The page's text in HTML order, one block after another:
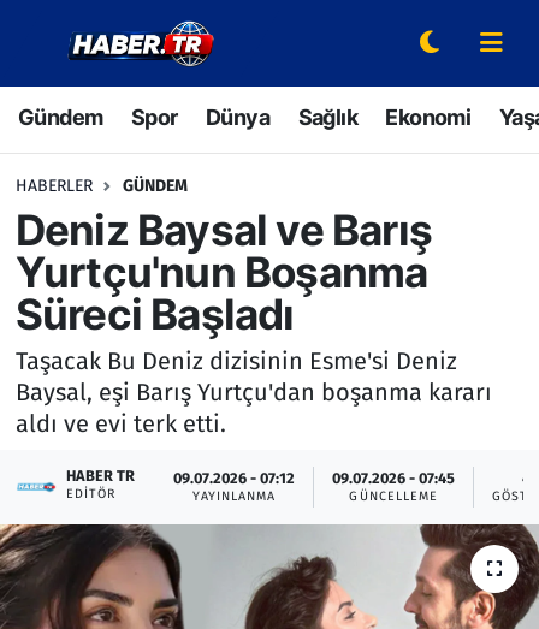
Gündem Spor Dünya Sağlık Ekonomi
HABERLER GÜNDEM
Deniz Baysal ve Barış
Yurtçu'nun Boşanma
Süreci Başladı
Taşacak Bu Deniz dizisinin Esme'si Deniz
Baysal, eşi Barış Yurtçu'dan boşanma kararı
aldı ve evi terk etti.
HABER TR
EDITÖR
09.07.2026 - 07:12
YAYINLANMA
09.07.2026 - 07:45
GÜNCELLEME
4
Gündem
Spor
Dünya
Sağlık
Ekonomi
Yaşam
Bilim ve Teknoloji
Çevre & Doğa
Hava Durumu
Trafik Durumu
Süper Lig Puan Durumu ve Fikstür
Tüm Manşetler
Son Dakika Haberleri
Haber Arşivi